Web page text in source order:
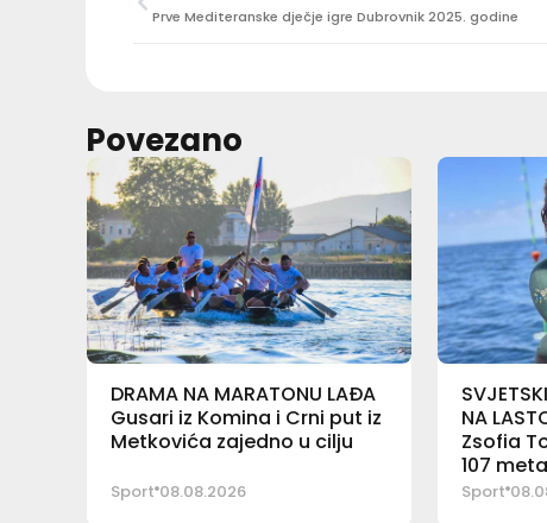
Prve Mediteranske dječje igre Dubrovnik 2025. godine
Povezano
DRAMA NA MARATONU LAĐA
Gusari iz Komina i Crni put iz
Metkovića zajedno u cilju
Sport 08.08.2026
NA
Zsofia
107
Sport